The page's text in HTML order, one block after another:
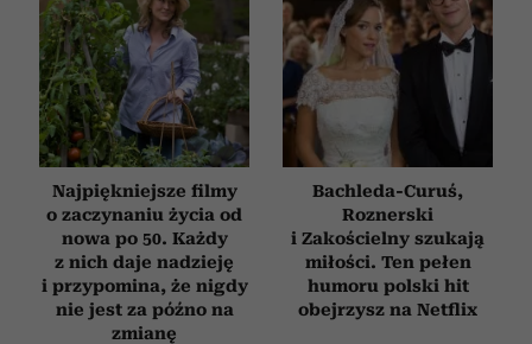
Najpiękniejsze filmy
o zaczynaniu życia od
nowa po 50. Każdy
z nich daje nadzieję
i przypomina, że nigdy
nie jest za późno na
zmianę
Bachleda-Curuś,
Roznerski
i Zakościelny szukają
miłości. Ten pełen
humoru polski hit
obejrzysz na Netflix